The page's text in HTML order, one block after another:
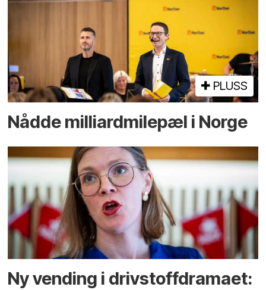
PLUSS
Nådde milliard­­milepæl i Norge
Ny vending i drivstoffdramaet: